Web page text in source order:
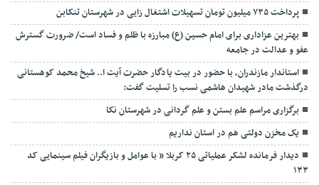
پرداخت ۷۳۵ میلیون تومان تسهیلات اشتغال زایی در شهرستان تنکابن
بهترین عزاداری برای امام حسین (ع) مبارزه با ظلم و فساد است/ ضرورت گسترش
عفو و عدالت در جامعه
استاندار مازندران، با حضور در بیت یادگار حضرت آیت ا.. شیخ محمد کوهستانی
درگذشت مادر شهیدان هاشمی نسب را تسلیت گفت:
برگزاری مراسم علم بستن و علم گردانی در شهرستان نکا
یک مخزن دولتی هم در استان نداریم
دیدار فرمانده لشکر عملیاتی ۲۵ کربلا ” با عوامل و بازیگران فیلم سینمایی کد
۱۳۳